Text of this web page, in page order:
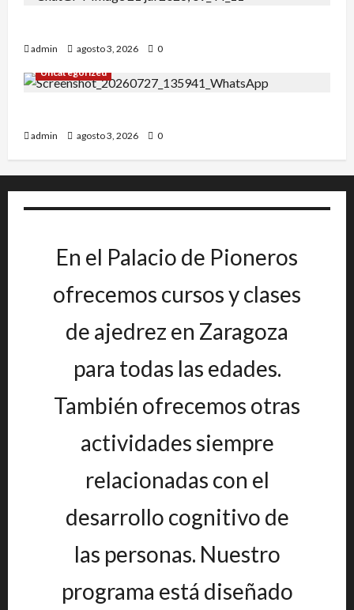
admin agosto 3, 2026
0
Uncategorized
admin agosto 3, 2026 0
En el Palacio de Pioneros
ofrecemos cursos y clases
de ajedrez en Zaragoza
para todas las edades.
También ofrecemos otras
actividades siempre
relacionadas con el
desarrollo cognitivo de
las personas. Nuestro
programa está diseñado